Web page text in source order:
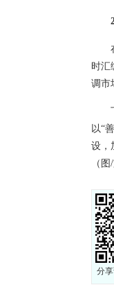
时汇
调市
以“
设，
（图
分